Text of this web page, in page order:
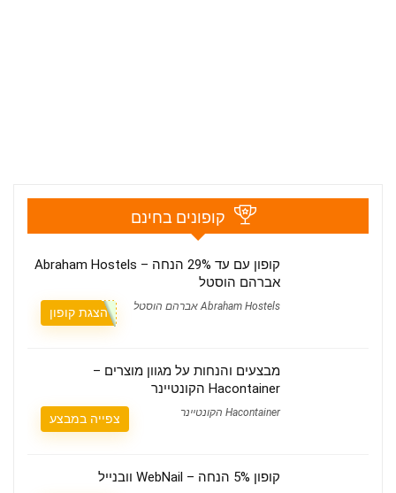
קופונים בחינם
קופון עם עד 29% הנחה – Abraham Hostels
אברהם הוסטל
Abraham Hostels אברהם הוסטל הצגת קופון
מבצעים והנחות על מגוון מוצרים –
Hacontainer הקונטיינר
Hacontainer הקונטיינר צפייה במבצע
קופון 5% הנחה – WebNail וובנייל